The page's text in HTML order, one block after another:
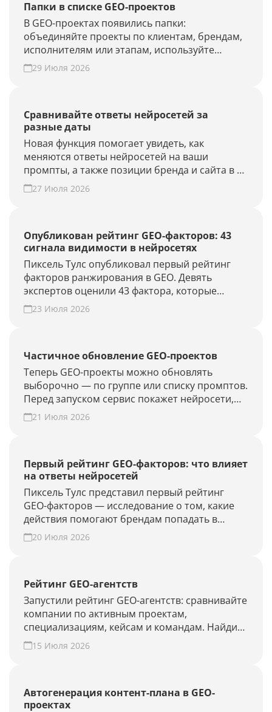
Папки в списке GEO-проектов
В GEO-проектах появились папки:
объединяйте проекты по клиентам, брендам,
исполнителям или этапам, используйте
фильтры и быстрее находите нужные.
Наведите порядок в списке проектов.
29 Июля 2026
Сравнивайте ответы нейросетей за
разные даты
Новая функция помогает увидеть, как
меняются ответы нейросетей на ваши
промпты, а также позиции бренда и сайта в AI-
выдаче.
27 Июля 2026
Опубликован рейтинг GEO-факторов: 43
сигнала видимости в нейросетях
Пиксель Тулс опубликовал первый рейтинг
факторов ранжирования в GEO. Девять
экспертов оценили 43 фактора, которые
влияют на видимость бренда в AI-ответах.
23 Июля 2026
Частичное обновление GEO-проектов
Теперь GEO-проекты можно обновлять
выборочно — по группе или списку промптов.
Перед запуском сервис покажет нейросети,
объём проверки и расход лимитов. Проверьте
новые запросы или результат GEO-работ без
21 Июля 2026
Первый рейтинг GEO-факторов: что влияет
на ответы нейросетей
Пиксель Тулс представил первый рейтинг
GEO-факторов — исследование о том, какие
действия помогают брендам попадать в
ответы нейросетей.
20 Июля 2026
Рейтинг GEO-агентств
Запустили рейтинг GEO-агентств: сравнивайте
компании по активным проектам,
специализациям, кейсам и командам. Найдите
подрядчика для продвижения в ChatGPT,
Алисе AI и Perplexity или добавьте своё
15 Июля 2026
Автогенерация контент-плана в GEO-
проектах